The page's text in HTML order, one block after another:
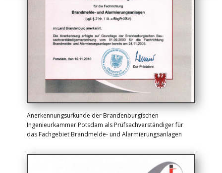
Anerkennungsurkunde der Brandenburgischen
Ingenieurkammer Potsdam als Prüfsachverständiger für
das Fachgebiet Brandmelde- und Alarmierungsanlagen